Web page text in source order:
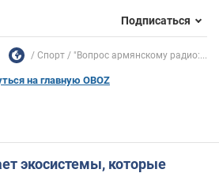
Подписаться
Спорт "Вопрос армянскому радио:...
на главную OBOZ
экосистемы, которые